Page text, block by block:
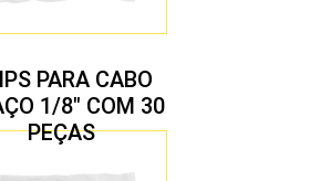
PARA CABO
1/8″ COM 30
PEÇAS